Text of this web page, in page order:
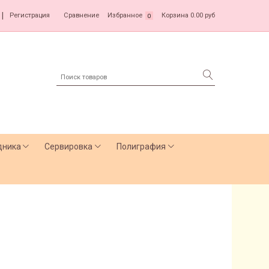
Регистрация Сравнение Избранное 0 Корзина 0.00 руб
Сервировка Полиграфия